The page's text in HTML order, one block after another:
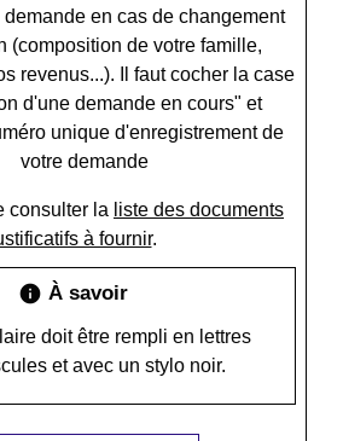
demande en cas de changement
(composition de votre famille,
revenus...). Il faut cocher la case
d'une demande en cours" et
unique d'enregistrement de
votre demande
consulter la liste des documents
à fournir.
info À savoir
doit être rempli en lettres
et avec un stylo noir.